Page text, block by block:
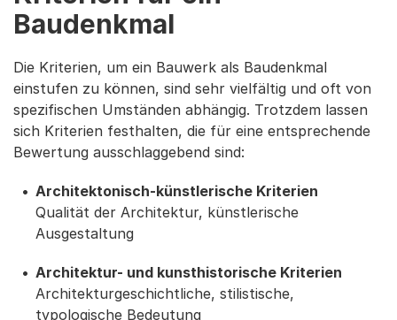
Baudenkmal
Die Kriterien, um ein Bauwerk als Baudenkmal
einstufen zu können, sind sehr vielfältig und oft von
spezifischen Umständen abhängig. Trotzdem lassen
sich Kriterien festhalten, die für eine entsprechende
Bewertung ausschlaggebend sind:
Architektonisch-künstlerische Kriterien
Qualität der Architektur, künstlerische
Ausgestaltung
Architektur- und kunsthistorische Kriterien
Architekturgeschichtliche, stilistische,
typologische Bedeutung